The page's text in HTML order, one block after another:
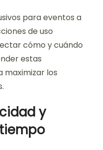
para eventos a
de uso
cómo y cuándo
estas
maximizar los
y